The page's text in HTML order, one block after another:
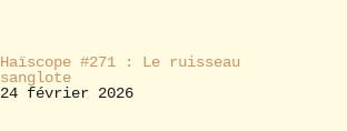
Haïscope #271 : Le ruisseau
sanglote
24 février 2026